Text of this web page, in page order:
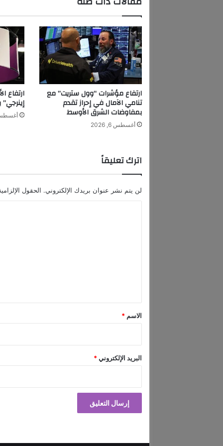
إ
ح
ي
ا
ء
ح
ف
ل
غ
ن
ا
ئ
ي
د
ارتفاع مؤشرات “وول ستريت” مع
تنامي الآمال في إحراز تقدم
بمفاوضات الشرق الأوسط
أغسطس 6, 2026
ارتفاع
إينرجي” بـ70% لتتجاوز
أغسطس 6,
اترك تعليقاً
لن يتم نشر عنوان بريدك الإلكتروني. الحقول
*
الاسم *
البريد الإلكتروني *